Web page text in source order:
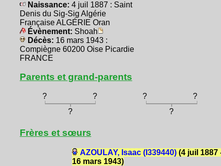
Naissance: 4 juil 1887 : Saint
Denis du Sig-Sig Algérie
Française ALGÉRIE Oran
Évènement: Shoah
Décès: 16 mars 1943 :
Compiègne 60200 Oise Picardie
FRANCE
Parents et grand-parents
? ? ?
?
?
?
Frères et sœurs
AZOULAY, Isaac (I339440)(4 juil 1887
16 mars 1943)